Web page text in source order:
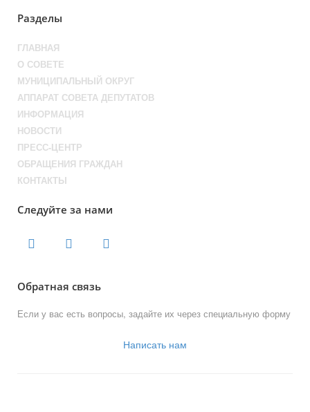
Разделы
ГЛАВНАЯ
О СОВЕТЕ
МУНИЦИПАЛЬНЫЙ ОКРУГ
АППАРАТ СОВЕТА ДЕПУТАТОВ
ИНФОРМАЦИЯ
НОВОСТИ
ПРЕСС-ЦЕНТР
ОБРАЩЕНИЯ ГРАЖДАН
КОНТАКТЫ
Следуйте за нами
Обратная связь
Если у вас есть вопросы, задайте их через специальную форму
Написать нам